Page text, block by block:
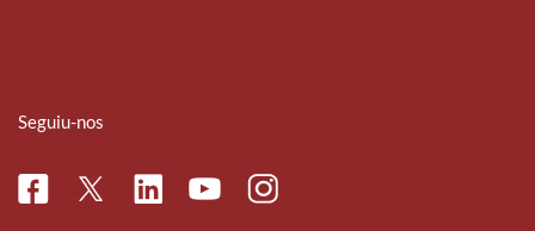
Seguiu-nos
FacebookTwitterLinkedinYoutubeInstagram